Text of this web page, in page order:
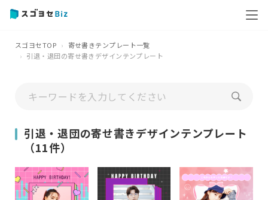
スゴヨセTOP
寄せ書きテンプレート一覧
引退・退団の寄せ書きデザインテンプレート
引退・退団の寄せ書きデザインテンプレート
（11件）